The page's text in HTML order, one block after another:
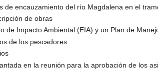
de encauzamiento del río Magdalena en el
de obras
de Impacto Ambiental (EIA) y un Plan de
de los pescadores
en la reunión para la aprobación de los